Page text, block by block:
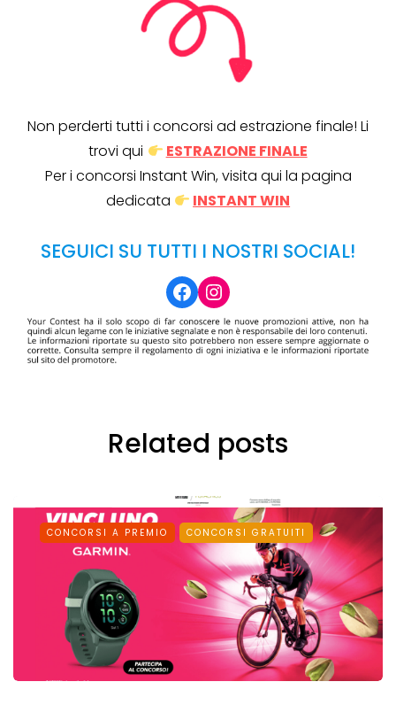
Non perderti tutti i concorsi ad estrazione finale! Li
trovi qui
ESTRAZIONE FINALE
Per i concorsi Instant Win, visita qui la pagina
dedicata
INSTANT WIN
SEGUICI SU TUTTI I NOSTRI SOCIAL!
Facebook
Instagram
Related posts
CONCORSI A PREMIO CONCORSI GRATUITI